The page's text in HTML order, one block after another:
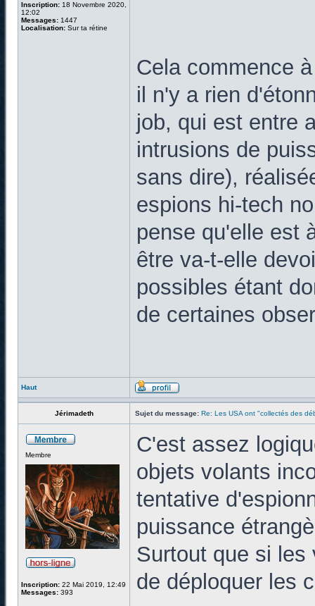
Inscription: 18 Novembre 2020,
12:02
Messages: 1447
Localisation: Sur ta rétine
Cela commence
il n'y a rien
job, qui est entre
intrusions de
sans dire),
espions hi-tech
pense qu'elle est
être va-t-elle
possibles étant
de certaines
Haut
Jérimadeth Sujet du message: Re: Les USA ont "collectés des
Membre
Inscription: 22 Mai 2019, 12:49
Messages: 393
C'est assez
objets volants
tentative
puissance
Surtout que si
de déploquer les